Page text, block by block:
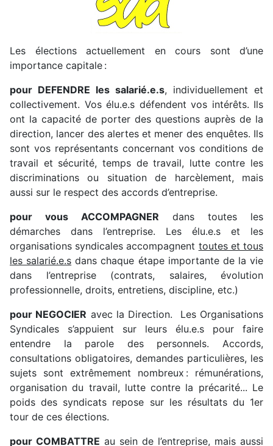
Les élections actuellement en cours sont d’une
importance capitale :
pour DEFENDRE les salarié.e.s, individuellement et
collectivement. Vos élu.e.s défendent vos intérêts. Ils
ont la capacité de porter des questions auprès de la
direction, lancer des alertes et mener des enquêtes. Ils
sont vos représentants concernant vos conditions de
travail et sécurité, temps de travail, lutte contre les
discriminations ou situation de harcèlement, mais
aussi sur le respect des accords d’entreprise.
pour vous ACCOMPAGNER dans toutes les
démarches dans l’entreprise. Les élu.e.s et les
organisations syndicales accompagnent toutes et tous
les salarié.e.s dans chaque étape importante de la vie
dans l’entreprise (contrats, salaires, évolution
professionnelle, droits, entretiens, discipline, etc.)
pour NEGOCIER avec la Direction. Les Organisations
Syndicales s’appuient sur leurs élu.e.s pour faire
entendre la parole des personnels. Accords,
consultations obligatoires, demandes particulières, les
sujets sont extrêmement nombreux : rémunérations,
organisation du travail, lutte contre la précarité... Le
poids des syndicats repose sur les résultats du 1er
tour de ces élections.
pour COMBATTRE au sein de l’entreprise, mais aussi